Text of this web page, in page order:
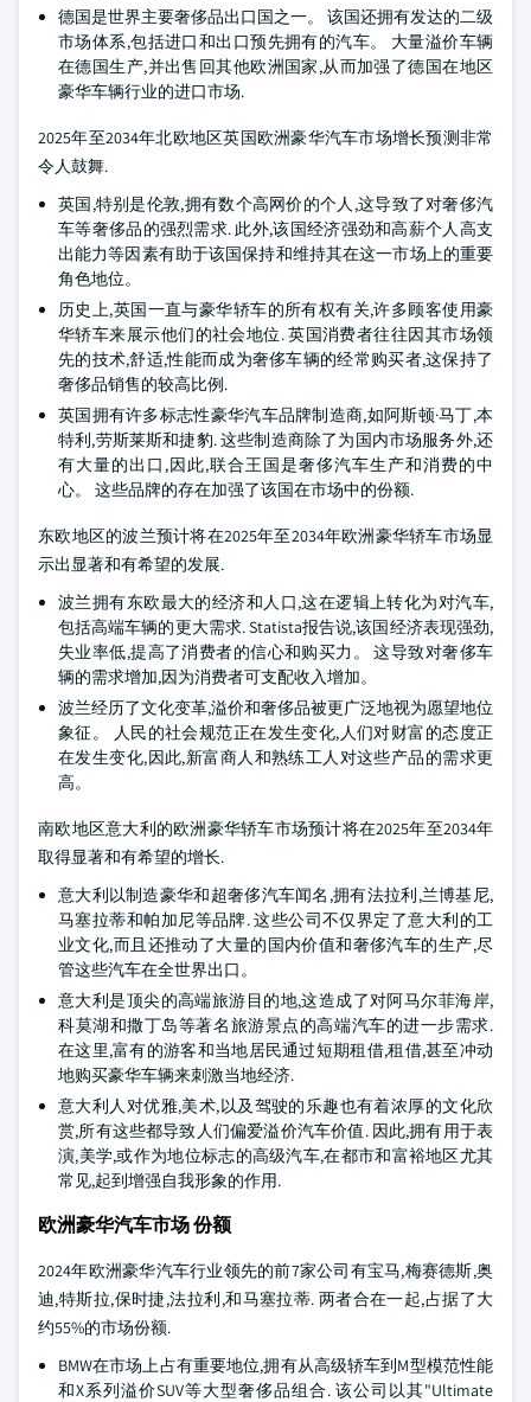
德国是世界主要奢侈品出口国之一。 该国还拥有发达的二级
市场体系,包括进口和出口预先拥有的汽车。 大量溢价车辆
在德国生产,并出售回其他欧洲国家,从而加强了德国在地区
豪华车辆行业的进口市场.
2025年至2034年北欧地区英国欧洲豪华汽车市场增长预测非常
令人鼓舞.
英国,特别是伦敦,拥有数个高网价的个人,这导致了对奢侈汽
车等奢侈品的强烈需求. 此外,该国经济强劲和高薪个人高支
出能力等因素有助于该国保持和维持其在这一市场上的重要
角色地位。
历史上,英国一直与豪华轿车的所有权有关,许多顾客使用豪
华轿车来展示他们的社会地位. 英国消费者往往因其市场领
先的技术,舒适,性能而成为奢侈车辆的经常购买者,这保持了
奢侈品销售的较高比例.
英国拥有许多标志性豪华汽车品牌制造商,如阿斯顿·马丁,本
特利,劳斯莱斯和捷豹. 这些制造商除了为国内市场服务外,还
有大量的出口,因此,联合王国是奢侈汽车生产和消费的中
心。 这些品牌的存在加强了该国在市场中的份额.
东欧地区的波兰预计将在2025年至2034年欧洲豪华轿车市场显
示出显著和有希望的发展.
波兰拥有东欧最大的经济和人口,这在逻辑上转化为对汽车,
包括高端车辆的更大需求. Statista报告说,该国经济表现强劲,
失业率低,提高了消费者的信心和购买力。 这导致对奢侈车
辆的需求增加,因为消费者可支配收入增加。
波兰经历了文化变革,溢价和奢侈品被更广泛地视为愿望地位
象征。 人民的社会规范正在发生变化,人们对财富的态度正
在发生变化,因此,新富商人和熟练工人对这些产品的需求更
高。
南欧地区意大利的欧洲豪华轿车市场预计将在2025年至2034年
取得显著和有希望的增长.
意大利以制造豪华和超奢侈汽车闻名,拥有法拉利,兰博基尼,
马塞拉蒂和帕加尼等品牌. 这些公司不仅界定了意大利的工
业文化,而且还推动了大量的国内价值和奢侈汽车的生产,尽
管这些汽车在全世界出口。
意大利是顶尖的高端旅游目的地,这造成了对阿马尔菲海岸,
科莫湖和撒丁岛等著名旅游景点的高端汽车的进一步需求.
在这里,富有的游客和当地居民通过短期租借,租借,甚至冲动
地购买豪华车辆来刺激当地经济.
意大利人对优雅,美术,以及驾驶的乐趣也有着浓厚的文化欣
赏,所有这些都导致人们偏爱溢价汽车价值. 因此,拥有用于表
演,美学,或作为地位标志的高级汽车,在都市和富裕地区尤其
常见,起到增强自我形象的作用.
欧洲豪华汽车市场 份额
2024年欧洲豪华汽车行业领先的前7家公司有宝马,梅赛德斯,奥
迪,特斯拉,保时捷,法拉利,和马塞拉蒂. 两者合在一起,占据了大
约55%的市场份额.
BMW在市场上占有重要地位,拥有从高级轿车到M型模范性能
和X系列溢价SUV等大型奢侈品组合. 该公司以其"Ultimate